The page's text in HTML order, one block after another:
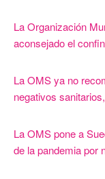
La Organización
aconsejado el
La OMS ya no
negativos
La OMS pone a
de la pandemia por